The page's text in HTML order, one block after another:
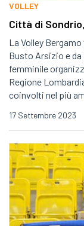
VOLLEY
Città di
La Volley
Busto Arsizio e
femminile
Regione
coinvolti nel più
17 Settembre 2023